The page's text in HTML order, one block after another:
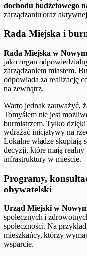
dochodu budżetowego
zarządzaniu oraz
Rada Miejska i
Rada Miejska w
jako organ
zarządzaniem miastem.
odpowiada za realizację
na zewnątrz.
Warto jednak zauważyć,
Tomyślem nie jest
burmistrzem. Tylko
wdrażać inicjatywy na
Lokalne władze skupiają
decyzji, które mają realny
infrastruktury w mieście.
Programy,
obywatelski
Urząd Miejski w
społecznych i
społeczności. Na
mieszkańcy, którzy
wsparcie.